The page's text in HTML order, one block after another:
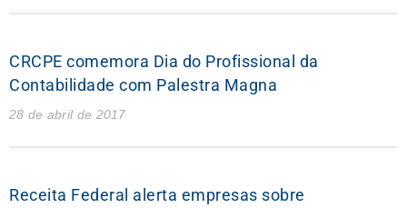
CRCPE comemora Dia do Profissional da
Contabilidade com Palestra Magna
28 de abril de 2017
Receita Federal alerta empresas sobre